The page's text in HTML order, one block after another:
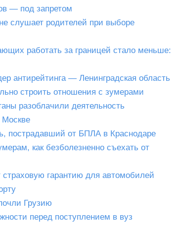
— под запретом
слушает родителей при выборе
работать за границей стало меньше:
антирейтинга — Ленинградская область
строить отношения с зумерами
разоблачили деятельность
Москве
пострадавший от БПЛА в Краснодаре
как безболезненно съехать от
гарантию для автомобилей
Грузию
перед поступлением в вуз